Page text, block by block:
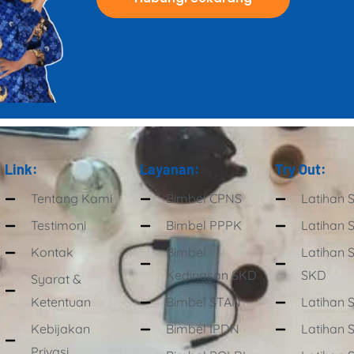
Link:
Tentang Kami
Testimoni
Kontak
Syarat &
Ketentuan
Kebijakan
Layanan:
Bimbel CPNS
Bimbel PPPK
Bimbel
Kedinasan SKD
Bimbel STAN
Bimbel IPDN
Try Out:
Latihan
Latihan
Latihan
SKD
Latihan
Latihan